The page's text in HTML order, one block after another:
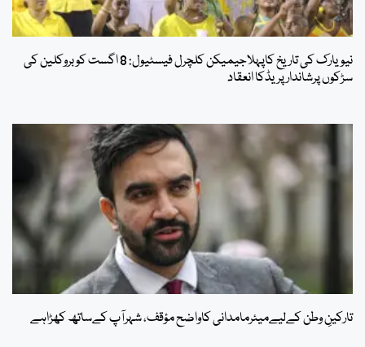
نیویارک کی تاریخ کاپہلاجیمیکن کلچرل فیسٹیول: 8 اگست کوبروکلین کی
سڑکوں پرشاندارپریڈکا انعقاد
تارکینِ وطن کےلیےمیئرمامدانی کاواضح مؤقف، شہرآپ کےساتھ کھڑاہے